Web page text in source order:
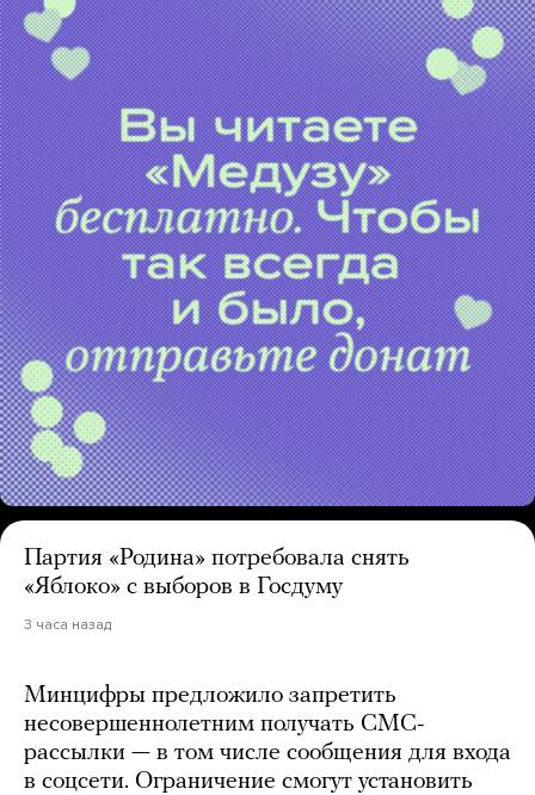
Партия «Родина» потребовала снять
«Яблоко» с выборов в Госдуму
3 часа назад
Минцифры предложило запретить
несовершеннолетним получать СМС-
рассылки — в том числе сообщения для входа
в соцсети. Ограничение смогут установить